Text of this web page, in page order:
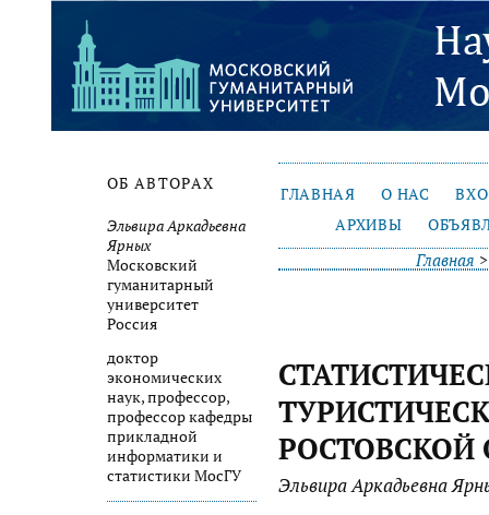
ОБ АВТОРАХ
Эльвира Аркадьевна
Ярных
Московский
гуманитарный
университет
Россия
доктор
экономических
наук, профессор,
профессор кафедры
прикладной
информатики и
статистики МосГУ
ГЛАВНАЯ О НАС
АРХИВЫ
Главная
РОСТОВСКОЙ
Эльвира Аркадьевна